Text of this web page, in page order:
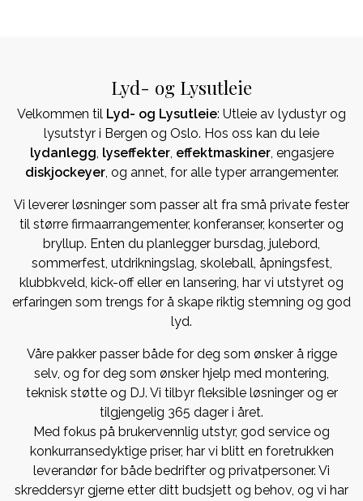
Lyd- og Lysutleie
Velkommen til Lyd- og Lysutleie: Utleie av lydustyr og
lysutstyr i Bergen og Oslo. Hos oss kan du leie
lydanlegg, lyseffekter, effektmaskiner, engasjere
diskjockeyer, og annet, for alle typer arrangementer.
Vi leverer løsninger som passer alt fra små private fester
til større firmaarrangementer, konferanser, konserter og
bryllup. Enten du planlegger bursdag, julebord,
sommerfest, utdrikningslag, skoleball, åpningsfest,
klubbkveld, kick-off eller en lansering, har vi utstyret og
erfaringen som trengs for å skape riktig stemning og god
lyd.
Våre pakker passer både for deg som ønsker å rigge
selv, og for deg som ønsker hjelp med montering,
teknisk støtte og DJ. Vi tilbyr fleksible løsninger og er
tilgjengelig 365 dager i året.
Med fokus på brukervennlig utstyr, god service og
konkurransedyktige priser, har vi blitt en foretrukken
leverandør for både bedrifter og privatpersoner. Vi
skreddersyr gjerne etter ditt budsjett og behov, og vi har